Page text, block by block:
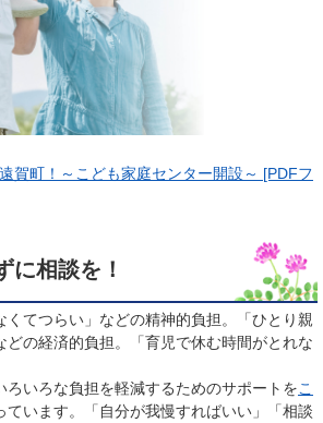
賀町！～こども家庭センター開設～ [PDFフ
に相談を！
てつらい」などの精神的負担。「ひとり親
どの経済的負担。「育児で休む時間がとれな
いろな負担を軽減するためのサポートをこ
ています。「自分が我慢すればいい」「相談